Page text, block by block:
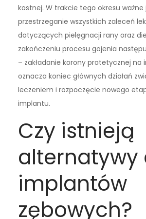
kostnej. W trakcie tego okresu ważne
przestrzeganie wszystkich zaleceń
dotyczących pielęgnacji rany oraz
zakończeniu procesu gojenia
– zakładanie korony protetycznej na
oznacza koniec głównych działań
leczeniem i rozpoczęcie nowego
implantu.
Czy istnieją
alternatywy
implantów
zębowych?